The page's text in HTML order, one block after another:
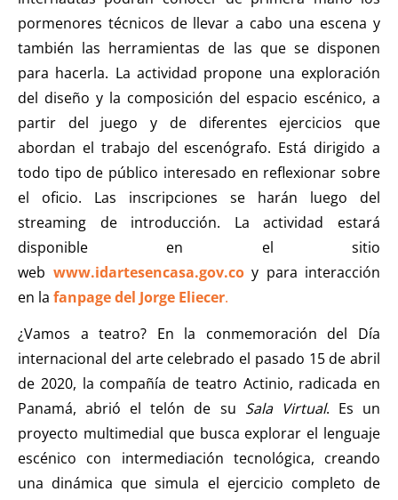
pormenores técnicos de llevar a cabo una escena y
también las herramientas de las que se disponen
para hacerla. La actividad propone una exploración
del diseño y la composición del espacio escénico, a
partir del juego y de diferentes ejercicios que
abordan el trabajo del escenógrafo. Está dirigido a
todo tipo de público interesado en reflexionar sobre
el oficio. Las inscripciones se harán luego del
streaming de introducción. La actividad estará
disponible en el sitio
web www.idartesencasa.gov.coy para interacción
en la fanpage del Jorge Eliecer.
¿Vamos a teatro? En la conmemoración del Día
internacional del arte celebrado el pasado 15 de abril
de 2020, la compañía de teatro Actinio, radicada en
Panamá, abrió el telón de su Sala Virtual. Es un
proyecto multimedial que busca explorar el lenguaje
escénico con intermediación tecnológica, creando
una dinámica que simula el ejercicio completo de